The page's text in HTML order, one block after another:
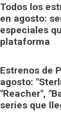
Todos los
en agosto:
especiales
plataforma
Estrenos de
agosto:
"Reacher",
series que